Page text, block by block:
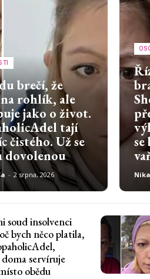
brečí, že
rohlík, ale
jako o život.
tají
čistého. Už se
dovolenou
- 2 srpna, 2026
soud insolvenci
bych něco platila,
servíruje
obědu